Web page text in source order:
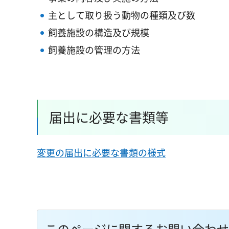
主として取り扱う動物の種類及び数
飼養施設の構造及び規模
飼養施設の管理の方法
届出に必要な書類等
変更の届出に必要な書類の様式